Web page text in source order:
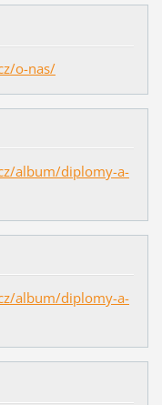
o-nas/
album/diplomy-a-
album/diplomy-a-